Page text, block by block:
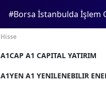
#Borsa İstanbulda İşlem
Hisse
A1CAP A1 CAPITAL YATIRIM
A1YEN A1 YENILENEBILIR